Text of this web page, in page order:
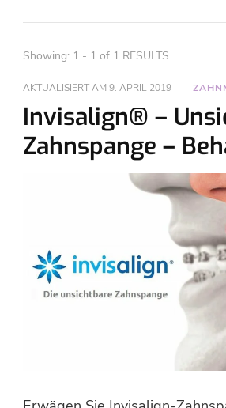
Showing: 1 - 1 of 1 RESULTS
AKTUALISIERT AM 9. APRIL 2019
Invisalign® –
Zahnspange –